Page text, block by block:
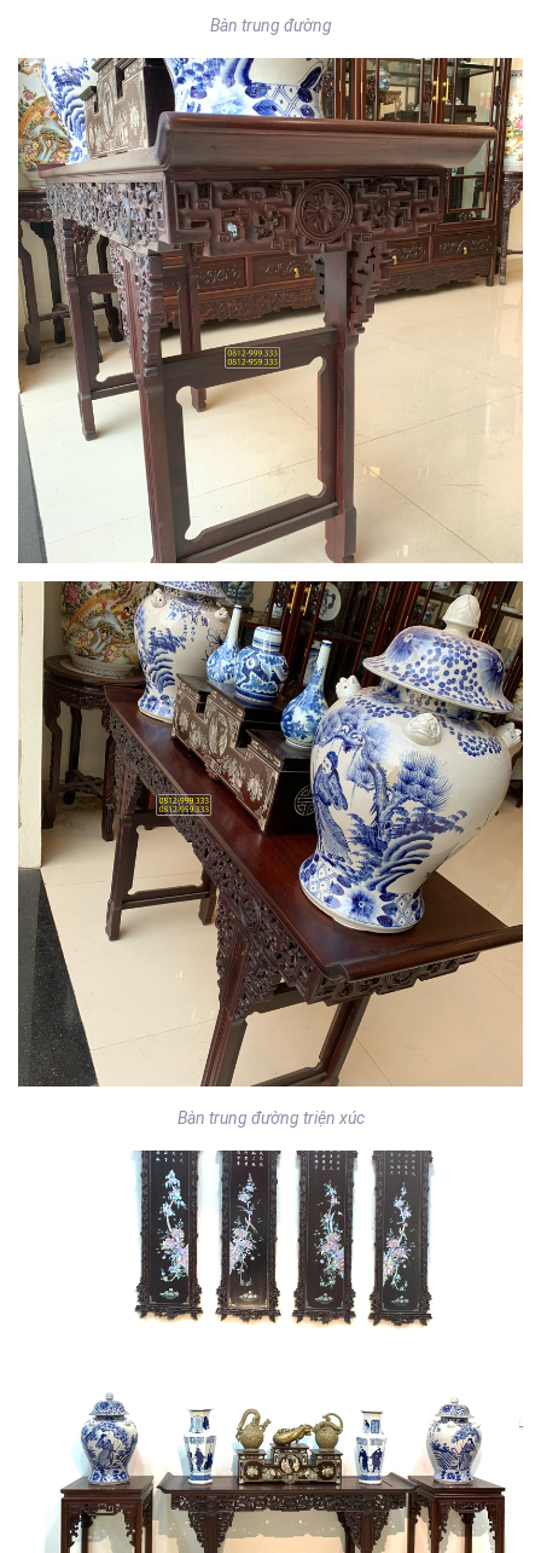
Bàn trung đường
Bàn trung đường triện xúc